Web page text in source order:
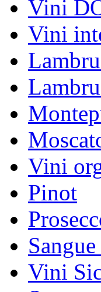
Vini
Vini
Vini
Pinot
Vini